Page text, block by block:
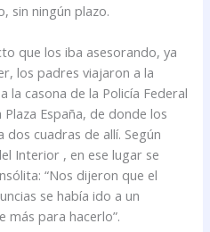
sin ningún plazo.
que los iba asesorando, ya
los padres viajaron a la
la casona de la Policía Federal
España, de donde los
cuadras de allí. Según
Interior , en ese lugar se
“Nos dijeron que el
se había ido a un
más para hacerlo”.